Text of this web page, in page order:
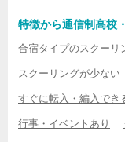
特徴から通信制高校
合宿タイプのスクーリ
スクーリングが少ない
すぐに転入・編入でき
行事・イベントあり